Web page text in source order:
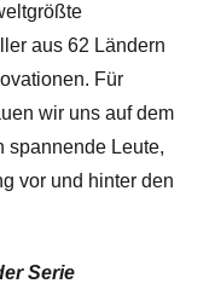
aus 62 Ländern
Für
wir uns auf dem
spannende Leute,
vor und hinter den
Serie